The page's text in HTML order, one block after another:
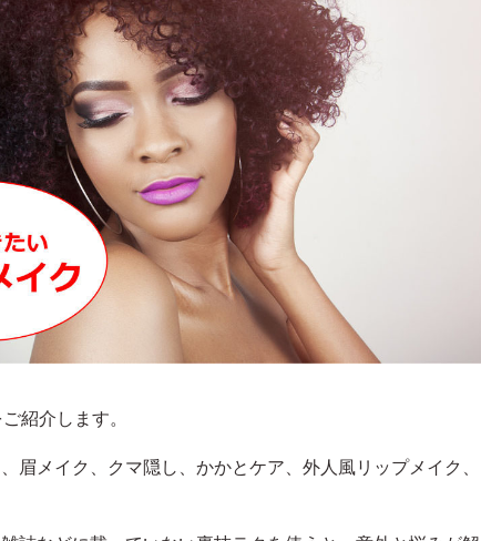
紹介します。
眉メイク、クマ隠し、かかとケア、外人風リップメイク、